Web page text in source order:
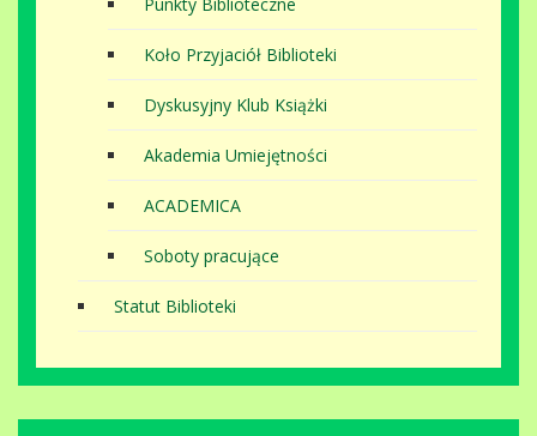
Punkty Biblioteczne
Koło Przyjaciół Biblioteki
Dyskusyjny Klub Książki
Akademia Umiejętności
ACADEMICA
Soboty pracujące
Statut Biblioteki